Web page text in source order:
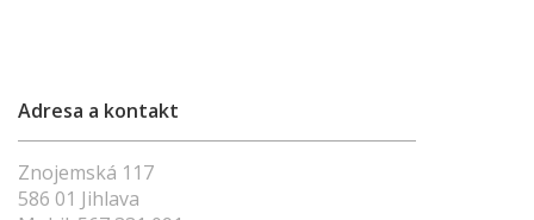
Adresa a kontakt
Znojemská 117
586 01 Jihlava